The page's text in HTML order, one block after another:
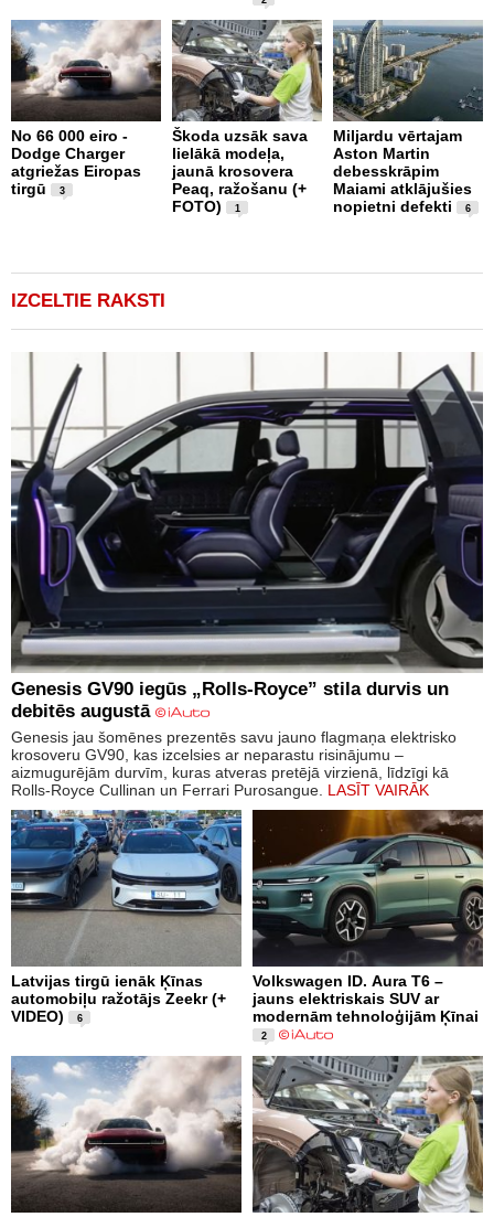
No 66 000 eiro -
Dodge Charger
atgriežas Eiropas
tirgū
3
Škoda uzsāk sava
lielākā modeļa,
jaunā krosovera
Peaq, ražošanu (+
FOTO)
1
Miljardu vērtajam
Aston Martin
debesskrāpim
Maiami atklājušies
nopietni defekti
6
IZCELTIE RAKSTI
Genesis GV90 iegūs „Rolls-Royce” stila durvis un
debitēs augustā
Genesis jau šomēnes prezentēs savu jauno flagmaņa elektrisko
krosoveru GV90, kas izcelsies ar neparastu risinājumu –
aizmugurējām durvīm, kuras atveras pretējā virzienā, līdzīgi kā
Rolls-Royce Cullinan un Ferrari Purosangue. LASĪT VAIRĀK
Latvijas tirgū ienāk Ķīnas
automobiļu ražotājs Zeekr (+
VIDEO)
6
Volkswagen ID. Aura T6 –
jauns elektriskais SUV ar
modernām tehnoloģijām Ķīnai
2